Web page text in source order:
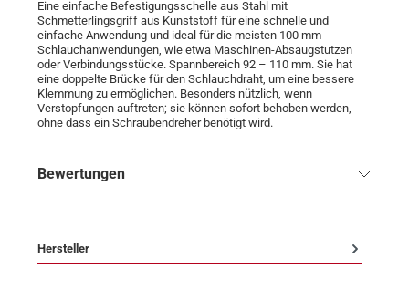
Eine einfache Befestigungsschelle aus Stahl mit
Schmetterlingsgriff aus Kunststoff für eine schnelle und
einfache Anwendung und ideal für die meisten 100 mm
Schlauchanwendungen, wie etwa Maschinen-Absaugstutzen
oder Verbindungsstücke. Spannbereich 92 – 110 mm. Sie hat
eine doppelte Brücke für den Schlauchdraht, um eine bessere
Klemmung zu ermöglichen. Besonders nützlich, wenn
Verstopfungen auftreten; sie können sofort behoben werden,
ohne dass ein Schraubendreher benötigt wird.
Bewertungen
Hersteller